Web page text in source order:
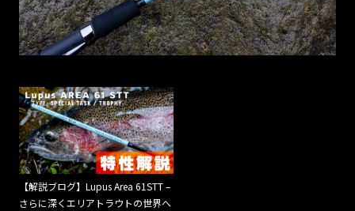
【解説ブログ】Lupus Area 61STT –
さらに深くエリアトラウトの世界へ